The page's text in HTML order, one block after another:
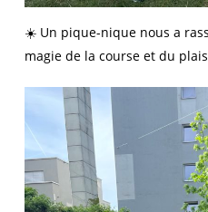
☀️ Un pique-nique nous a
magie de la course et du